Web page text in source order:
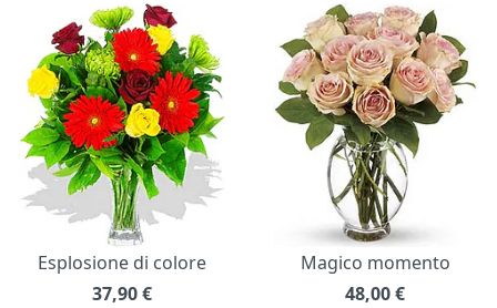
Esplosione di colore
37,90€
Magico momento
48,00€